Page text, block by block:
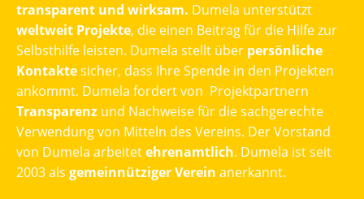
transparent und wirksam. Dumela unterstützt
weltweit Projekte, die einen Beitrag für die Hilfe zur
Selbsthilfe leisten. Dumela stellt über persönliche
Kontaktesicher, dass Ihre Spende in den Projekten
ankommt. Dumela fordert von Projektpartnern
Transparenz und Nachweise für die sachgerechte
Verwendung von Mitteln des Vereins. Der Vorstand
von Dumela arbeitetehrenamtlich. Dumela ist seit
2003 als gemeinnütziger Verein anerkannt.